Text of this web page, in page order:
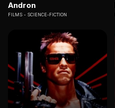
Andron
FILMS SCIENCE-FICTION